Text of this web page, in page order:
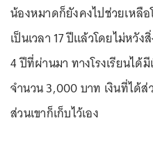
น้องหมาดก็ยังคงไปช่วยเหลื
เป็นเวลา 17 ปีแล้วโดยไม่ห
4 ปีที่ผ่านมา ทางโรงเรียนไ
จำนวน 3,000 บาท เงินที่ได้
ส่วนเขาก็เก็บไว้เอง